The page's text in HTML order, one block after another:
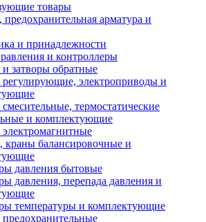
товары
арматура и
и принадлежности
и контроллеры
затворы обратные
электроприводы и
термостатические
и комплектующие
краны балансировочные и
давления бытовые
давления, перепада давления и
температуры и комплектующие